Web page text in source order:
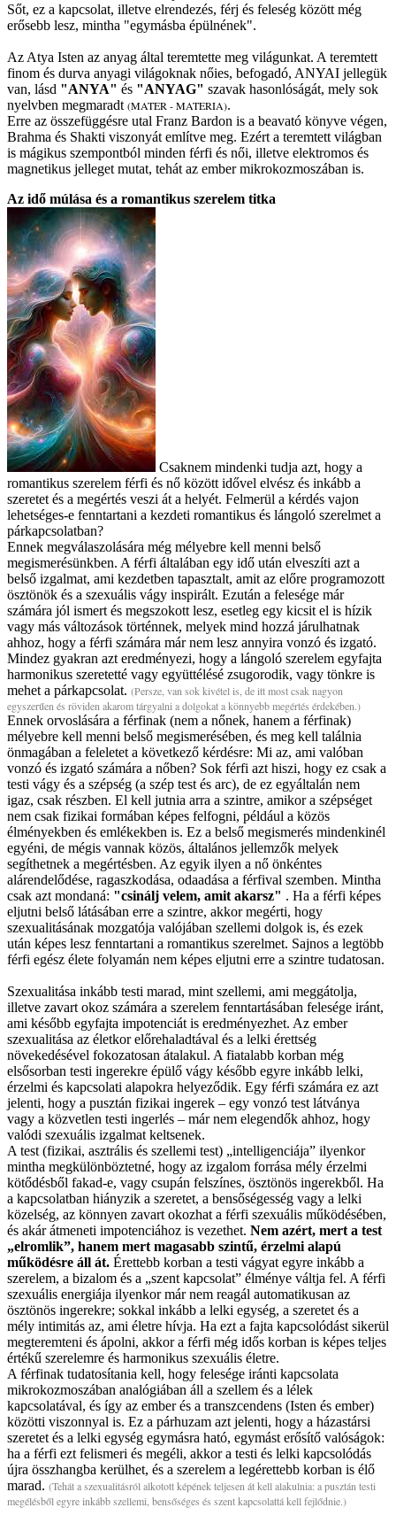
Sőt, ez a kapcsolat, illetve elrendezés, férj és feleség között még
erősebb lesz, mintha "egymásba épülnének".
Az Atya Isten az anyag által teremtette meg világunkat. A teremtett
finom és durva anyagi világoknak nőies, befogadó, ANYAI jellegük
van, lásd "ANYA" és "ANYAG" szavak hasonlóságát, mely sok
nyelvben megmaradt (MATER - MATERIA).
Erre az összefüggésre utal Franz Bardon is a beavató könyve végen,
Brahma és Shakti viszonyát említve meg. Ezért a teremtett világban
is mágikus szempontból minden férfi és női, illetve elektromos és
magnetikus jelleget mutat, tehát az ember mikrokozmoszában is.
Az idő múlása és a romantikus szerelem titka
Csaknem mindenki tudja azt, hogy a
romantikus szerelem férfi és nő között idővel elvész és inkább a
szeretet és a megértés veszi át a helyét. Felmerül a kérdés vajon
lehetséges-e fenntartani a kezdeti romantikus és lángoló szerelmet a
párkapcsolatban?
Ennek megválaszolására még mélyebre kell menni belső
megismerésünkben. A férfi általában egy idő után elveszíti azt a
belső izgalmat, ami kezdetben tapasztalt, amit az előre programozott
ösztönök és a szexuális vágy inspirált. Ezután a felesége már
számára jól ismert és megszokott lesz, esetleg egy kicsit el is hízik
vagy más változások történnek, melyek mind hozzá járulhatnak
ahhoz, hogy a férfi számára már nem lesz annyira vonzó és izgató.
Mindez gyakran azt eredményezi, hogy a lángoló szerelem egyfajta
harmonikus szeretetté vagy együttélésé zsugorodik, vagy tönkre is
mehet a párkapcsolat. (Persze, van sok kivétel is, de itt most csak nagyon
egyszerűen és röviden akarom tárgyalni a dolgokat a könnyebb megértés érdekében.)
Ennek orvoslására a férfinak (nem a nőnek, hanem a férfinak)
mélyebre kell menni belső megismerésében, és meg kell találnia
önmagában a feleletet a következő kérdésre: Mi az, ami valóban
vonzó és izgató számára a nőben? Sok férfi azt hiszi, hogy ez csak a
testi vágy és a szépség (a szép test és arc), de ez egyáltalán nem
igaz, csak részben. El kell jutnia arra a szintre, amikor a szépséget
nem csak fizikai formában képes felfogni, például a közös
élményekben és emlékekben is. Ez a belső megismerés mindenkinél
egyéni, de mégis vannak közös, általános jellemzők melyek
segíthetnek a megértésben. Az egyik ilyen a nő önkéntes
alárendelődése, ragaszkodása, odaadása a férfival szemben. Mintha
csak azt mondaná: "csinálj velem, amit akarsz" . Ha a férfi képes
eljutni belső látásában erre a szintre, akkor megérti, hogy
szexualitásának mozgatója valójában szellemi dolgok is, és ezek
után képes lesz fenntartani a romantikus szerelmet. Sajnos a legtöbb
férfi egész élete folyamán nem képes eljutni erre a szintre tudatosan.
Szexualitása inkább testi marad, mint szellemi, ami meggátolja,
illetve zavart okoz számára a szerelem fenntartásában felesége iránt,
ami később egyfajta impotenciát is eredményezhet. Az ember
szexualitása az életkor előrehaladtával és a lelki érettség
növekedésével fokozatosan átalakul. A fiatalabb korban még
elsősorban testi ingerekre épülő vágy később egyre inkább lelki,
érzelmi és kapcsolati alapokra helyeződik. Egy férfi számára ez azt
jelenti, hogy a pusztán fizikai ingerek – egy vonzó test látványa
vagy a közvetlen testi ingerlés – már nem elegendők ahhoz, hogy
valódi szexuális izgalmat keltsenek.
A test (fizikai, asztrális és szellemi test) „intelligenciája” ilyenkor
mintha megkülönböztetné, hogy az izgalom forrása mély érzelmi
kötődésből fakad-e, vagy csupán felszínes, ösztönös ingerekből. Ha
a kapcsolatban hiányzik a szeretet, a bensőségesség vagy a lelki
közelség, az könnyen zavart okozhat a férfi szexuális működésében,
és akár átmeneti impotenciához is vezethet. Nem azért, mert a test
„elromlik”, hanem mert magasabb szintű, érzelmi alapú
működésre áll át. Érettebb korban a testi vágyat egyre inkább a
szerelem, a bizalom és a „szent kapcsolat” élménye váltja fel. A férfi
szexuális energiája ilyenkor már nem reagál automatikusan az
ösztönös ingerekre; sokkal inkább a lelki egység, a szeretet és a
mély intimitás az, ami életre hívja. Ha ezt a fajta kapcsolódást sikerül
megteremteni és ápolni, akkor a férfi még idős korban is képes teljes
értékű szerelemre és harmonikus szexuális életre.
A férfinak tudatosítania kell, hogy felesége iránti kapcsolata
mikrokozmoszában analógiában áll a szellem és a lélek
kapcsolatával, és így az ember és a transzcendens (Isten és ember)
közötti viszonnyal is. Ez a párhuzam azt jelenti, hogy a házastársi
szeretet és a lelki egység egymásra ható, egymást erősítő valóságok:
ha a férfi ezt felismeri és megéli, akkor a testi és lelki kapcsolódás
újra összhangba kerülhet, és a szerelem a legérettebb korban is élő
marad. (Tehát a szexualitásról alkotott képének teljesen át kell alakulnia: a pusztán testi
megélésből egyre inkább szellemi, bensőséges és szent kapcsolattá kell fejlődnie.)